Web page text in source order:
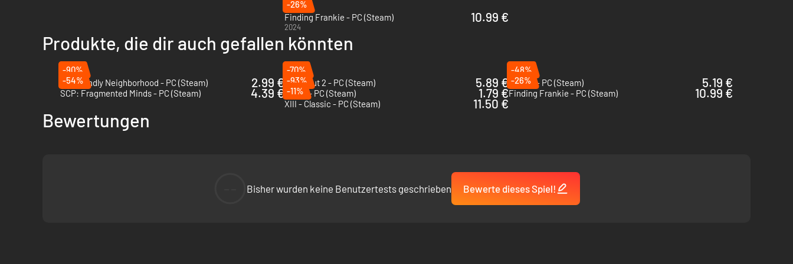
-26%
Finding Frankie - PC (Steam)
2024
10.99 €
Produkte, die dir auch gefallen könnten
-90%
My Friendly Neighborhood - PC (Steam)
2.99 €
-70%
DreadOut 2 - PC (Steam)
5.89 €
-48%
Lucius - PC (Steam)
5.19 €
-54%
SCP: Fragmented Minds - PC (Steam)
4.39 €
-93%
2Dark - PC (Steam)
1.79 €
-26%
Finding Frankie - PC (Steam)
10.99 €
-11%
XIII - Classic - PC (Steam)
11.50 €
Bewertungen
Bisher wurden keine Benutzertests geschrieben Bewerte dieses Spiel!